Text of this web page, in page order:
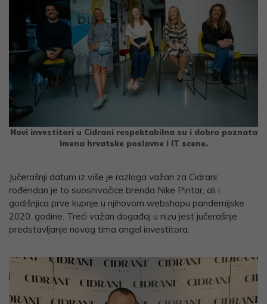
Novi investitori u Cidrani respektabilna su i dobro poznata
imena hrvatske poslovne i IT scene.
Jučerašnji datum iz više je razloga važan za Cidrani:
rođendan je to suosnivačice brenda Nike Pintar, ali i
godišnjica prve kupnje u njihovom webshopu pandemijske
2020. godine. Treći važan događaj u nizu jest jučerašnje
predstavljanje novog tima angel investitora.